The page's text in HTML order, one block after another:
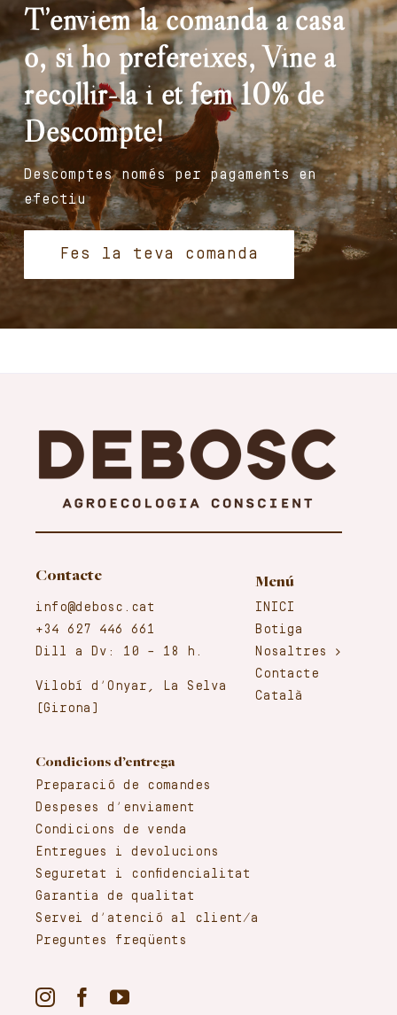
T’enviem la comanda a casa
o, si ho prefereixes, Vine a
recollir-la i et fem 10% de
Descompte!
Descomptes només per pagaments en
efectiu
Fes la teva comanda
Menú
INICI
Botiga
Nosaltres
Contacte
Català
Contacte
info@debosc.cat
+34 627 446 661
Dill a Dv: 10 – 18 h.
Vilobí d’Onyar, La Selva
(Girona)
Condicions d’entrega
Preparació de comandes
Despeses d’enviament
Condicions de venda
Entregues i devolucions
Seguretat i confidencialitat
Garantia de qualitat
Servei d’atenció al client/a
Preguntes freqüents